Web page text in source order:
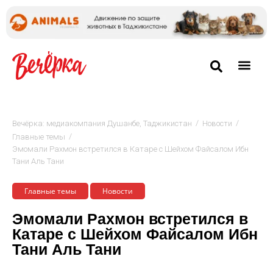
Вечёрка: медиакомпания Душанбе, Таджикистан / Новости /
Главные темы /
Эмомали Рахмон встретился в Катаре с Шейхом Файсалом Ибн
Тани Аль Тани
Главные темы Новости
Эмомали Рахмон встретился в
Катаре с Шейхом Файсалом Ибн
Тани Аль Тани